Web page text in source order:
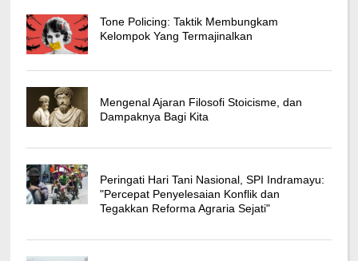
Tone Policing: Taktik Membungkam
Kelompok Yang Termajinalkan
Mengenal Ajaran Filosofi Stoicisme, dan
Dampaknya Bagi Kita
Peringati Hari Tani Nasional, SPI Indramayu:
"Percepat Penyelesaian Konflik dan
Tegakkan Reforma Agraria Sejati"